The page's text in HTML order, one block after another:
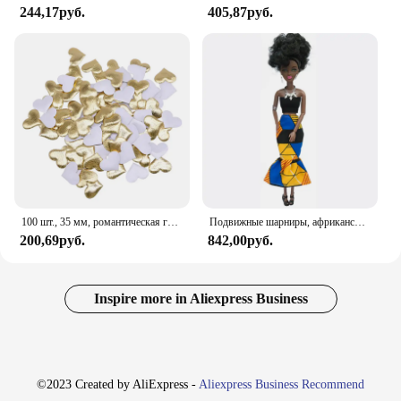
244,17руб. 405,87руб.
100 шт., 35 мм, романтическая губка, атласная ткань, лепестки в форме сердца, свадебные конфетти, настольная кровать, лепестки в форме сердца, свадебное украшение на день Святого Валентина
200,69руб.
Подвижные шарниры, африканская черная кукла для американских кукол, аксессуары, тело Nudy с одеждой для Барби, игрушка для девочки, ролевая детская игрушка, подарок
842,00руб.
Inspire more in Aliexpress Business
©2023 Created by AliExpress - Aliexpress Business Recommend